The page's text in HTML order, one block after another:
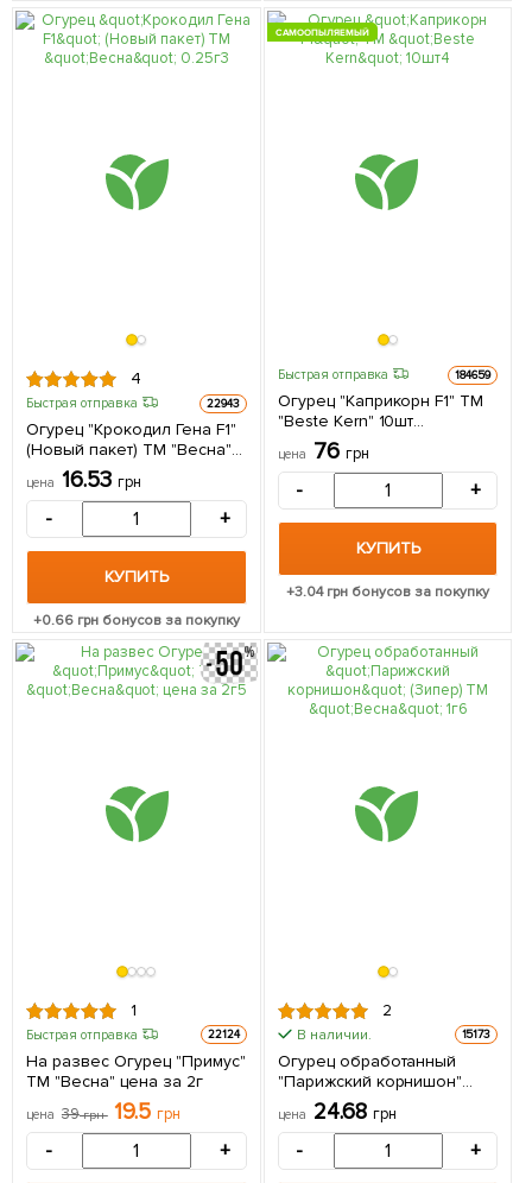
4
Быстрая отправка 22943
Огурец "Крокодил Гена F1"
(Новый пакет) ТМ "Весна"
0.25г
цена 16.53 грн
- +
КУПИТЬ
+0.66 грн бонусов за покупку
САМООПЫЛЯЕМЫЙ
Быстрая отправка 184659
Огурец "Каприкорн F1" ТМ
"Beste Kern" 10шт
(самоопыляемый)
цена 76 грн
- +
КУПИТЬ
+3.04грн бонусов за покупку
1
Быстрая отправка 22124
На развес Огурец "Примус"
ТМ "Весна" цена за 2г
цена 39грн 19.5 грн
- +
2
В наличии. 15173
Огурец обработанный
"Парижский корнишон"
(Зипер) ТМ "Весна" 1г
цена 24.68 грн
- +